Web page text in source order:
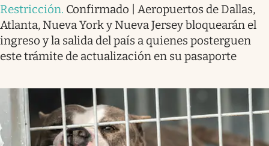
Restricción. Confirmado | Aeropuertos de Dallas,
Atlanta, Nueva York y Nueva Jersey bloquearán el
ingreso y la salida del país a quienes posterguen
este trámite de actualización en su pasaporte